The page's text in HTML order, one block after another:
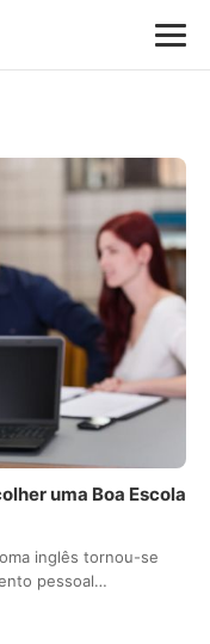
uma Boa Escola
inglês tornou-se
pessoal…